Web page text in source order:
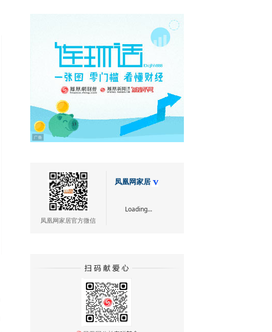
凤凰网家居官方微信
凤凰网家居
Loading...